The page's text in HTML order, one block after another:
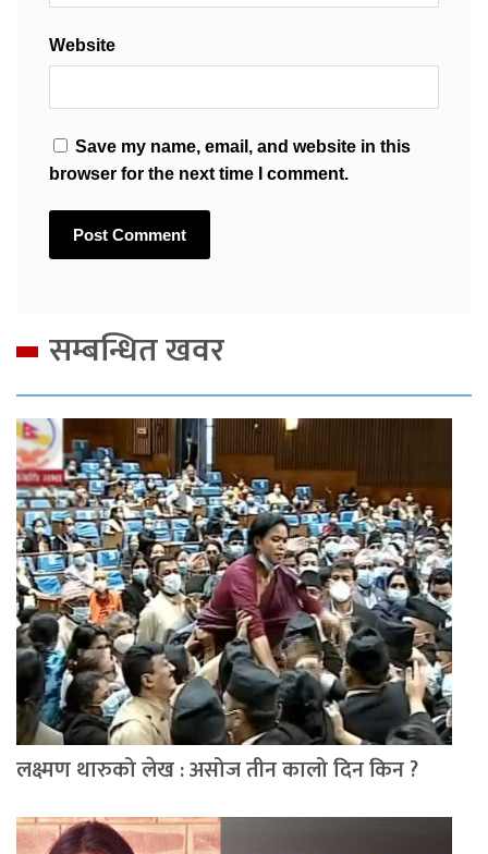
Website
Save my name, email, and website in this
browser for the next time I comment.
सम्बन्धित खवर
लक्ष्मण थारुको लेख : असोज तीन कालो दिन किन ?